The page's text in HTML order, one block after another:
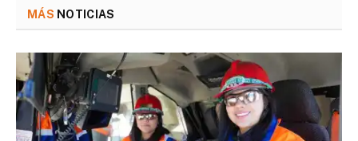
MÁS NOTICIAS